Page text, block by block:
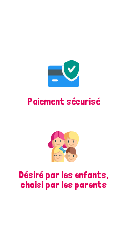
Paiement sécurisé
Désiré par les enfants,
choisi par les parents